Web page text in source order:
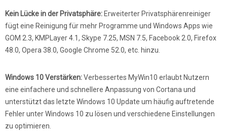
Kein Lücke in der Privatsphäre: Erweiterter Privatsphärenreiniger
fügt eine Reinigung für mehr Programme und Windows Apps wie
GOM 2.3, KMPLayer 4.1, Skype 7.25, MSN 7.5, Facebook 2.0, Firefox
48.0, Opera 38.0, Google Chrome 52.0, etc. hinzu.
Windows 10 Verstärken:Verbessertes MyWin10 erlaubt Nutzern
eine einfachere und schnellere Anpassung von Cortana und
unterstützt das letzte Windows 10 Update um häufig auftretende
Fehler unter Windows 10 zu lösen und verschiedene Einstellungen
zu optimieren.